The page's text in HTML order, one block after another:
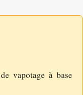
vapotage à base